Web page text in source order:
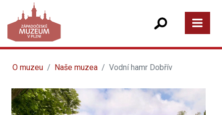
O muzeu Naše muzea Vodní hamr Dobřív